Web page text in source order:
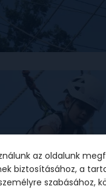
az oldalunk
biztosításához, a
szabásához,